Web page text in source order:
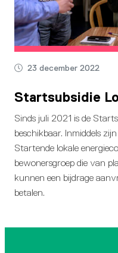
23 december 2022
Startsubsidie
Sinds juli 2021 is de
beschikbaar. Inmiddels
Startende lokale
bewonersgroep die van
kunnen een bijdrage
betalen.